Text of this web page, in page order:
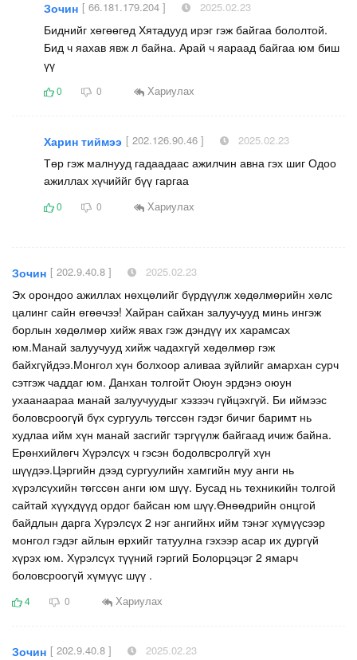
Зочин [ 66.181.179.204 ] 2025.02.23
Биднийг хөгөөгөд Хятадууд ирэг гэж байгаа бололтой.
Бид ч яахав явж л байна. Арай ч яараад байгаа юм биш
үү
0 0 Хариулах
Харин тиймээ [ 202.126.90.46 ] 2025.02.23
Төр гэж малнууд гадаадаас ажилчин авна гэх шиг Одоо
ажиллах хүчиййг бүү гаргаа
0 0 Хариулах
Зочин [ 202.9.40.8 ] 2025.02.23
Эх орондоо ажиллах нөхцөлийг бүрдүүлж хөдөлмөрийн хөлс
цалинг сайн өгөөчээ! Хайран сайхан залуучууд минь ингэж
борлын хөдөлмөр хийж явах гэж дэндүү их харамсах
юм.Манай залуучууд хийж чадахгүй хөдөлмөр гэж
байхгүйдээ.Монгол хүн болхоор аливаа зүйлийг амархан сурч
сэтгэж чаддаг юм. Данхан толгойт Оюун эрдэнэ оюун
ухаанаараа манай залуучуудыг хэзээч гүйцэхгүй. Би иймээс
боловсроогүй бүх сургууль төгссөн гэдэг бичиг баримт нь
худлаа ийм хүн манай засгийг тэргүүлж байгаад ичиж байна.
Ерөнхийлөгч Хүрэлсүх ч гэсэн бодолвсролгүй хүн
шүүдээ.Цэргийн дээд сургуулийн хамгийн муу анги нь
хүрэлсүхийн төгссөн анги юм шүү. Бусад нь техникийн толгой
сайтай хүүхдүүд ордог байсан юм шүү.Өнөөдрийн онцгой
байдлын дарга Хүрэлсүх 2 нэг ангийнх ийм тэнэг хүмүүсээр
монгол гэдэг айлын өрхийг татуулна гэхээр асар их дургүй
хүрэх юм. Хүрэлсүх түүний гэргий Болорцэцэг 2 ямарч
боловсроогүй хүмүүс шүү .
4 0 Хариулах
Зочин [ 202.9.40.8 ] 2025.02.23